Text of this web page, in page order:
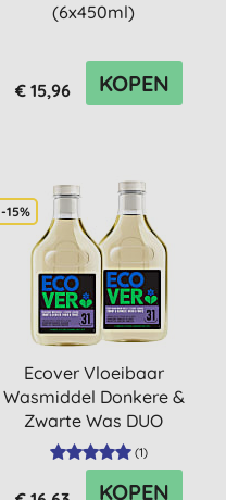
(6x450ml)
€ 15,96 KOPEN
-15%
Ecover Vloeibaar
Wasmiddel Donkere &
Zwarte Was DUO
verpakking
(1)
KOPEN